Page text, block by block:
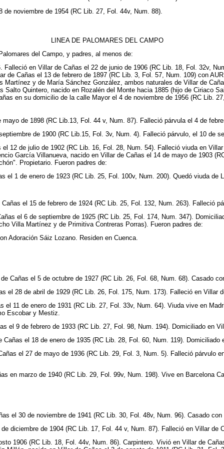
noviembre de 1954 (RC Lib. 27, Fol. 44v, Num. 88).
LINEA DE PALOMARES DEL CAMPO
del Campo, y padres, al menos de:
en Villar de Cañas el 22 de junio de 1906 (RC Lib. 18, Fol. 32v,
Cañas el 13 de febrero de 1897 (RC Lib. 3, Fol. 57, Num. 109) con
Martínez y de María Sánchez González, ambos naturales de Villar de
Quintero, nacido en Rozalén del Monte hacia 1885 (hijo de Ciriaco
en su domicilio de la calle Mayor el 4 de noviembre de 1956 (RC Lib.
de 1898 (RC Lib.13, Fol. 44 v, Num. 87). Falleció párvula el 4 de
de 1900 (RC Lib.15, Fol. 3v, Num. 4). Falleció párvulo, el 10 de
12 de julio de 1902 (RC Lib. 16, Fol. 28, Num. 54). Falleció viuda en
García Villanueva, nacido en Villar de Cañas el 14 de mayo de 1903
Propietario. Fueron padres de:
el 1 de enero de 1923 (RC Lib. 25, Fol. 100v, Num. 200). Quedó viuda de
el 15 de febrero de 1924 (RC Lib. 25, Fol. 132, Num. 263). Falleció
el 6 de septiembre de 1925 (RC Lib. 25, Fol. 174, Num. 347).
Villa Martínez y de Primitiva Contreras Porras). Fueron padres de:
Adoración Sáiz Lozano. Residen en Cuenca.
Cañas el 5 de octubre de 1927 (RC Lib. 26, Fol. 68, Num. 68). Casado
el 28 de abril de 1929 (RC Lib. 26, Fol. 175, Num. 173). Falleció en Villar
el 11 de enero de 1931 (RC Lib. 27, Fol. 33v, Num. 64). Viuda vive en
Escobar y Mestiz.
el 9 de febrero de 1933 (RC Lib. 27, Fol. 98, Num. 194). Domiciliado en
el 18 de enero de 1935 (RC Lib. 28, Fol. 60, Num. 119). Domiciliado
el 27 de mayo de 1936 (RC Lib. 29, Fol. 3, Num. 5). Falleció párvulo
en marzo de 1940 (RC Lib. 29, Fol. 99v, Num. 198). Vive en Barcelona
el 30 de noviembre de 1941 (RC Lib. 30, Fol. 48v, Num. 96). Casado
diciembre de 1904 (RC Lib. 17, Fol. 44 v, Num. 87). Falleció en Villar de
1906 (RC Lib. 18, Fol. 44v, Num. 86). Carpintero. Vivió en Villar de